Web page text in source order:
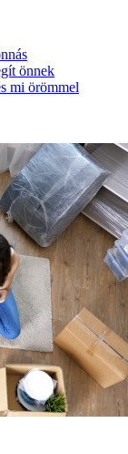
önnek
mi örömmel